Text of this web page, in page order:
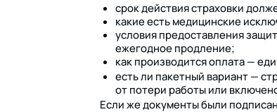
срок действия страховки
какие есть медицинские
условия предоставления
ежегодное продление;
как производится оплата —
есть ли пакетный вариант —
от потери работы или
Если же документы были